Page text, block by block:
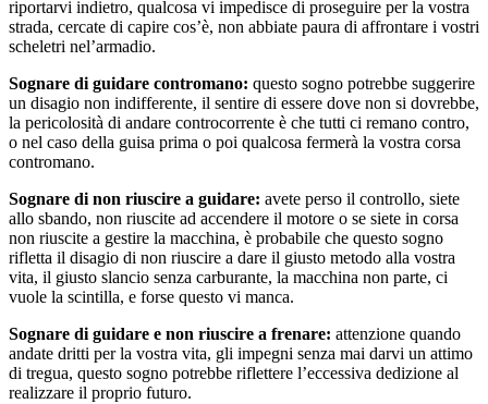
riportarvi indietro, qualcosa vi impedisce di proseguire per la vostra
strada, cercate di capire cos’è, non abbiate paura di affrontare i vostri
scheletri nel’armadio.
Sognare di guidare contromano: questo sogno potrebbe suggerire
un disagio non indifferente, il sentire di essere dove non si dovrebbe,
la pericolosità di andare controcorrente è che tutti ci remano contro,
o nel caso della guisa prima o poi qualcosa fermerà la vostra corsa
contromano.
Sognare di non riuscire a guidare: avete perso il controllo, siete
allo sbando, non riuscite ad accendere il motore o se siete in corsa
non riuscite a gestire la macchina, è probabile che questo sogno
rifletta il disagio di non riuscire a dare il giusto metodo alla vostra
vita, il giusto slancio senza carburante, la macchina non parte, ci
vuole la scintilla, e forse questo vi manca.
Sognare di guidare e non riuscire a frenare: attenzione quando
andate dritti per la vostra vita, gli impegni senza mai darvi un attimo
di tregua, questo sogno potrebbe riflettere l’eccessiva dedizione al
realizzare il proprio futuro.